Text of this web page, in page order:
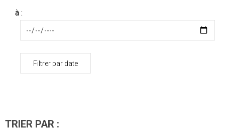
à :
Filtrer par date
TRIER PAR :